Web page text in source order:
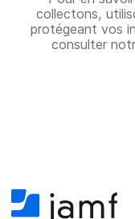
collectons,
protégeant vos
consulter